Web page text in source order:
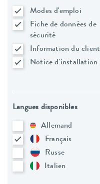
Modes d'emploi
Fiche de données de
sécurité
Information du client
Notice d'installation
Langues disponibles
Allemand
Français
Russe
Italien